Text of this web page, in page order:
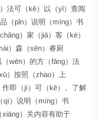
法可（kě）以（yǐ）查阅
（pǐn）说明（míng）书
）家（jiā）客（kè）
）森（sēn）睿厨
（wēn）的方（fāng）法
）按照（zhào）上
作即（jí）可（kě）。了解
qì）说明（míng）书
xiāng）关内容有助于